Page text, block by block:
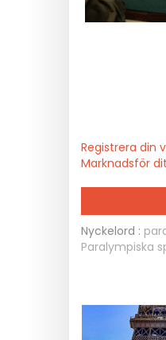
Registrera din
Marknadsför
Nyckelord :
Paralympiska